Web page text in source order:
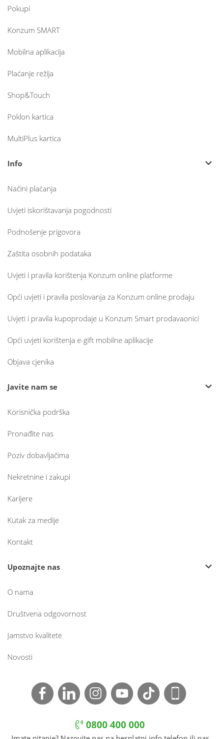
Pokupi
Konzum SMART
Mobilna aplikacija
Plaćanje režija
Shop&Touch
Poklon kartica
MultiPlus kartica
Info
Načini plaćanja
Uvjeti iskorištavanja pogodnosti
Podnošenje prigovora
Zaštita osobnih podataka
Uvjeti i pravila korištenja Konzum online platforme
Opći uvjeti i pravila poslovanja za Konzum online prodaju
Uvjeti i pravila kupoprodaje u Konzum Smart prodavaonici
Opći uvjeti korištenja e-gift mobilne aplikacije
Objava cjenika
Javite nam se
Korisnička podrška
Pronađite nas
Poziv dobavljačima
Nekretnine i zakupi
Karijere
Kutak za medije
Kontakt
Upoznajte nas
O nama
Društvena odgovornost
Jamstvo kvalitete
Novosti
0800 400 000